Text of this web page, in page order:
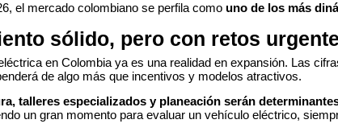
el mercado colombiano se perfila como uno de los más
sólido, pero con retos
en Colombia ya es una realidad en expansión. Las
de algo más que incentivos y modelos atractivos.
talleres especializados y planeación serán
un gran momento para evaluar un vehículo eléctrico,